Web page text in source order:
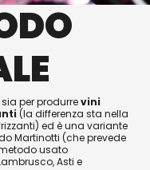
per produrrevini
(la differenza sta nella
ed è una variante
Martinotti (che prevede
usato
Asti e